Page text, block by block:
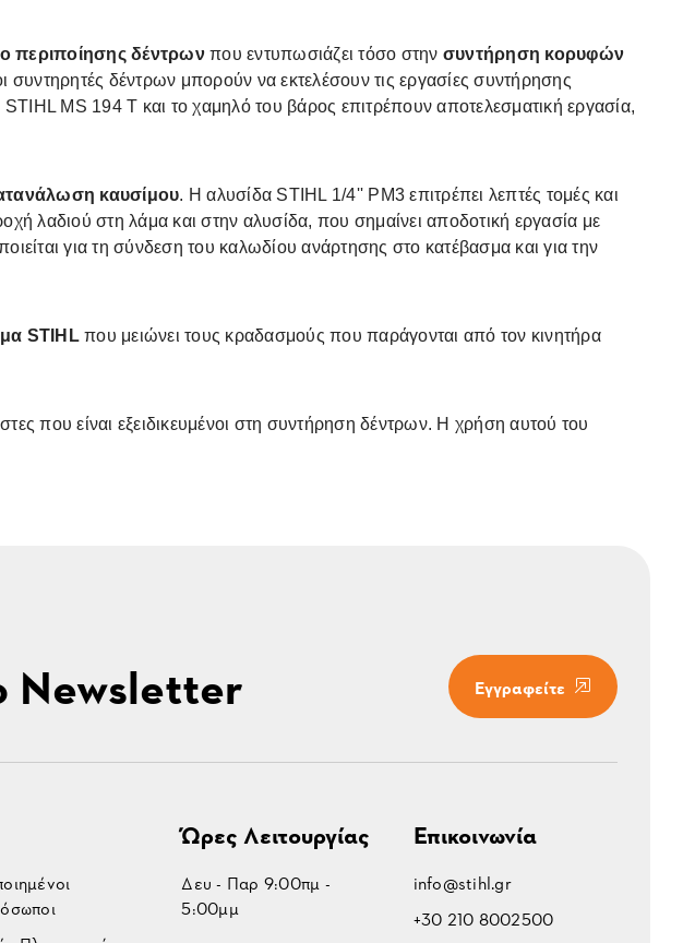
περιποίησης δέντρων που εντυπωσιάζει τόσο στην συντήρηση κορυφών
συντηρητές δέντρων μπορούν να εκτελέσουν τις εργασίες συντήρησης
MS 194 T και το χαμηλό του βάρος επιτρέπουν αποτελεσματική εργασία,
καυσίμου. Η αλυσίδα STIHL 1/4'' PM3 επιτρέπει λεπτές τομές και
λαδιού στη λάμα και στην αλυσίδα, που σημαίνει αποδοτική εργασία με
για τη σύνδεση του καλωδίου ανάρτησης στο κατέβασμα και για την
STIHL που μειώνει τους κραδασμούς που παράγονται από τον κινητήρα
που είναι εξειδικευμένοι στη συντήρηση δέντρων. Η χρήση αυτού του
Newsletter Εγγραφείτε
Ώρες Λειτουργίας
Δευ - Παρ 9:00πμ -
5:00μμ
Επικοινωνία
info@stihl.gr
+30 210 8002500